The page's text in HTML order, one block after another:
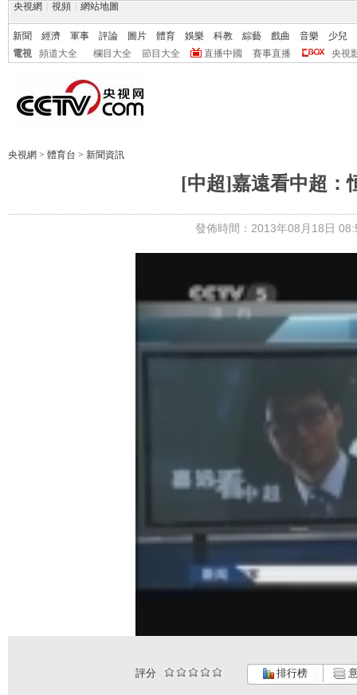
央視網 視頻 網站地圖
新聞 經濟 軍事 評論 圖片 體育 娛樂 科教 綜藝 戲曲 音樂
少兒
電視
頻道大全 欄目大全 節目大全 直播中國 賽事直播 央視
央視網 > 體育台 > 新聞資訊
[中超]嘉遠看中超：
發佈時間：2013年08月18日
評分 排行榜